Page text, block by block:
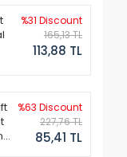
%31 Discount
165,13 TL
113,88 TL
%63 Discount
227,76 TL
85,41 TL